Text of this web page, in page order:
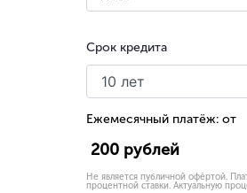
Срок кредита
Ежемесячный платёж: от
200 рублей
Не является публичной офёртой.
процентной ставки. Актуальную